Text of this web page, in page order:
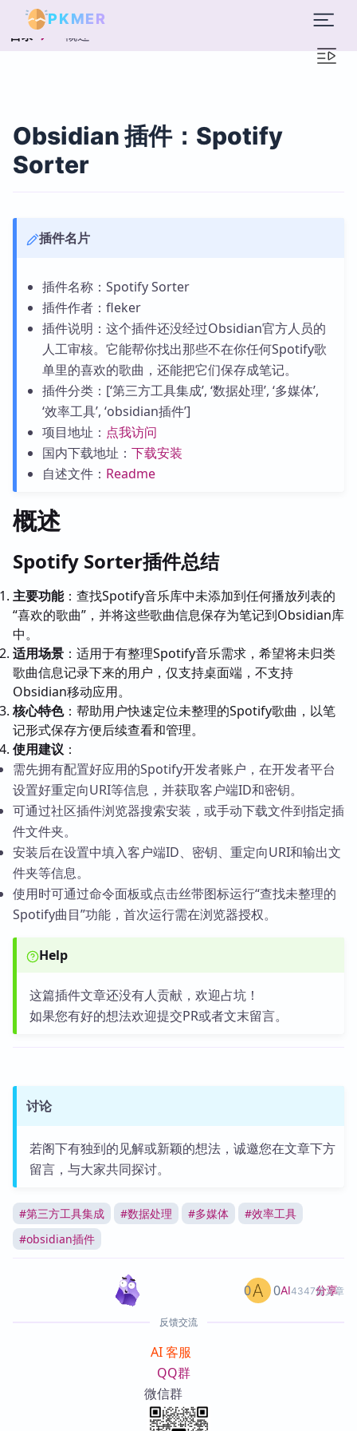
PKMER
目录 概述
Obsidian 插件：Spotify
Sorter
插件名片
插件名称：Spotify Sorter
插件作者：fleker
插件说明：这个插件还没经过Obsidian官方人员的
人工审核。它能帮你找出那些不在你任何Spotify歌
单里的喜欢的歌曲，还能把它们保存成笔记。
插件分类：[‘第三方工具集成’, ‘数据处理’, ‘多媒体’,
‘效率工具’, ‘obsidian插件’]
项目地址： 点我访问
国内下载地址： 下载安装
自述文件： Readme
概述
Spotify Sorter插件总结
主要功能：查找Spotify音乐库中未添加到任何播放列表的
“喜欢的歌曲”，并将这些歌曲信息保存为笔记到Obsidian库
中。
适用场景 ：适用于有整理Spotify音乐需求，希望将未归类
歌曲信息记录下来的用户，仅支持桌面端，不支持
Obsidian移动应用。
核心特色：帮助用户快速定位未整理的Spotify歌曲，以笔
记形式保存方便后续查看和管理。
使用建议 ：
需先拥有配置好应用的Spotify开发者账户，在开发者平台
设置好重定向URI等信息，并获取客户端ID和密钥。
可通过社区插件浏览器搜索安装，或手动下载文件到指定插
件文件夹。
安装后在设置中填入客户端ID、密钥、重定向URI和输出文
件夹等信息。
使用时可通过命令面板或点击丝带图标运行“查找未整理的
Spotify曲目”功能，首次运行需在浏览器授权。
Help
这篇插件文章还没有人贡献，欢迎占坑！
如果您有好的想法欢迎提交PR或者文末留言。
讨论
若阁下有独到的见解或新颖的想法，诚邀您在文章下方
留言，与大家共同探讨。
#第三方工具集成 #数据处理 #多媒体 #效率工具
#obsidian插件
AI4347篇文章
0 0 分享
反馈交流
AI 客服
QQ群
微信群